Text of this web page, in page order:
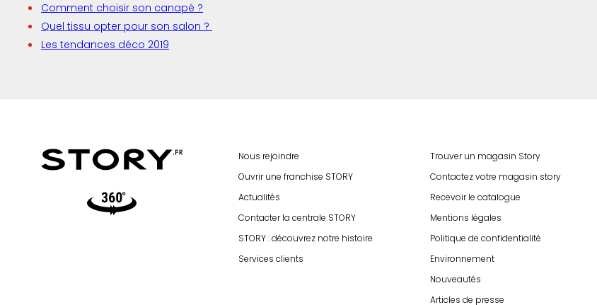
Comment choisir son canapé ?
Quel tissu opter pour son salon ?
Les tendances déco 2019
Video360
Nous rejoindre
Ouvrir une franchise STORY
Actualités
Contacter la centrale STORY
STORY : découvrez notre histoire
Services clients
Trouver un magasin Story
Contactez votre magasin story
Recevoir le catalogue
Mentions légales
Politique de confidentialité
Environnement
Nouveautés
Articles de presse